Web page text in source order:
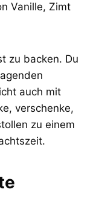
Vanille, Zimt
zu backen. Du
auch mit
verschenke,
zu einem